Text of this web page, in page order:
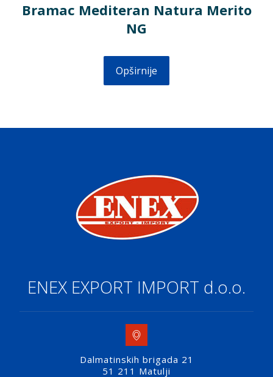
Bramac Mediteran Natura Merito
NG
Opširnije
ENEX EXPORT IMPORT d.o.o.
Dalmatinskih brigada 21
51 211 Matulji